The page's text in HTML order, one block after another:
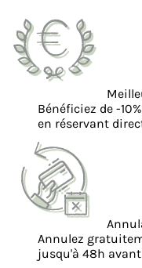
Bénéficiez de -
en réservant
Annulez
jusqu'à 48h